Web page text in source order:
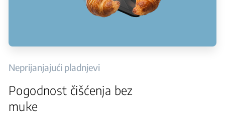
Neprijanjajući pladnjevi
Pogodnost čišćenja bez
muke